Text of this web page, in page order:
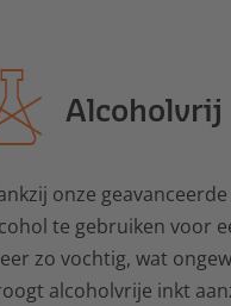
Alcoholvrij
onze
te gebruiken voor
zo vochtig, wat
alcoholvrije inkt